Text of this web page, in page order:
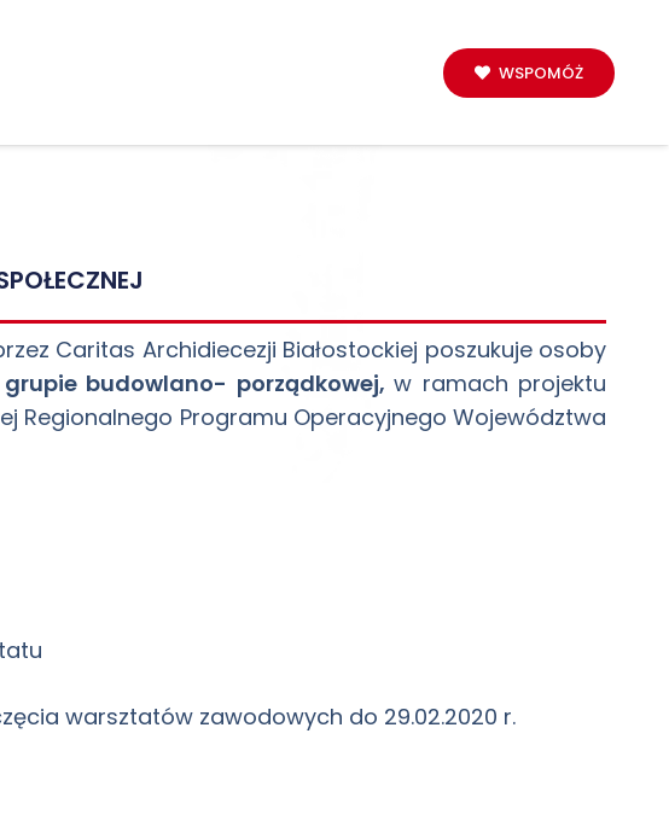
WSPOMÓŻ
Caritas Archidiecezji Białostockiej poszukuje osoby
budowlano- porządkowej, w ramach projektu
Regionalnego Programu Operacyjnego Województwa
warsztatów zawodowych do 29.02.2020 r.